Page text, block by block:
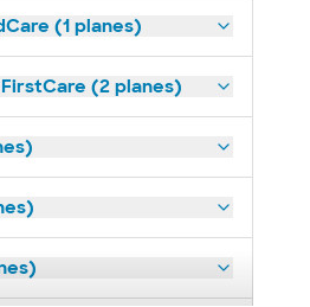
(1 planes)
(2 planes)